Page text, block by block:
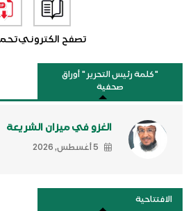
تصفح الكتروني
"كلمة رئيس التحرير " أوراق
صحفية
الغزو في ميزان الشريعة
5 أغسطس, 2026
الافتتاحية